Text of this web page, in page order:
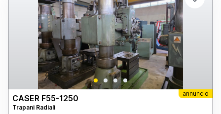
annuncio
CASER F55-1250
Trapani Radiali